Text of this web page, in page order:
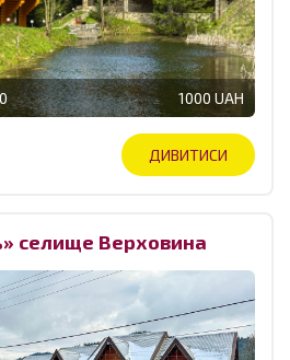
1000 UAH
ДИВИТИСИ
селище Верховина